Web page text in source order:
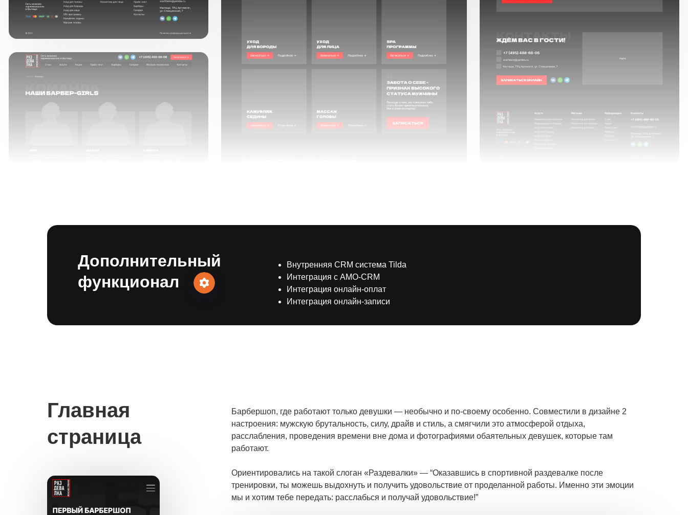
Дополнительный
функционал
Внутренняя CRM система Tilda
Интеграция с AMO-CRM
Интеграция онлайн-оплат
Интеграция онлайн-записи
Главная
страница
Барбершоп, где работают только девушки — необычно и по-своему особенно. Совместили в дизайне 2
настроения: мужскую брутальность, силу, драйв и стиль, а смягчили это атмосферой отдыха,
расслабления, проведения времени вне дома и фотографиями обаятельных девушек, которые там
работают.
Ориентировались на такой слоган «Раздевалки» — “Оказавшись в спортивной раздевалке после
тренировки, ты можешь выдохнуть и получить удовольствие от проделанной работы. Именно эти эмоции
мы и хотим тебе передать: расслабься и получай удовольствие!”